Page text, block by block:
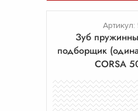
Зуб
подборщик
CORSA